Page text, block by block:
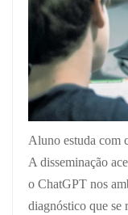
Aluno estuda com
A disseminação
o ChatGPT nos
diagnóstico que se